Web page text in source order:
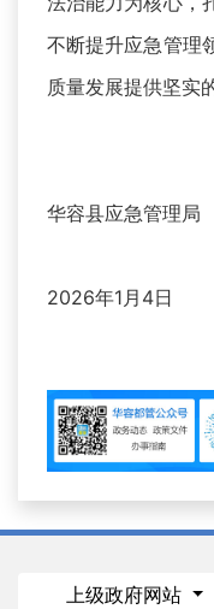
不断提升应急管理
质量发展提供坚实
华容县应急管理局
2026年1月4日
上级政府网站